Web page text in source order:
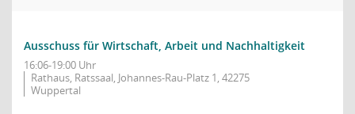
Ausschuss für Wirtschaft, Arbeit und Nachhaltigkeit
16:06-19:00 Uhr
Rathaus, Ratssaal, Johannes-Rau-Platz 1, 42275
Wuppertal